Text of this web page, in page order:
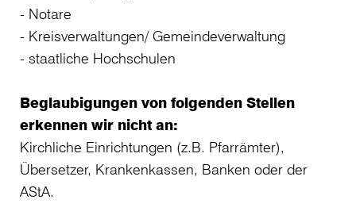
Notare
Kreisverwaltungen/ Gemeindeverwaltung
staatliche Hochschulen
Beglaubigungen von folgenden Stellen
erkennen wir nicht an:
Kirchliche Einrichtungen (z.B. Pfarrämter),
Übersetzer, Krankenkassen, Banken oder der
AStA.